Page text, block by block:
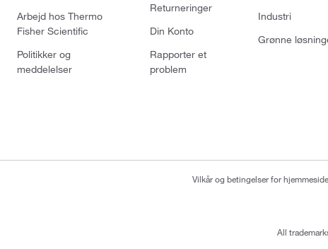
Arbejd hos Thermo
Fisher Scientific
Politikker og
meddelelser
Returneringer
Din Konto
Rapporter et
problem
Industri
Grønne
Vilkår og betingelser for
All